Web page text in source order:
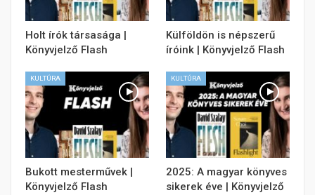
Holt írók társasága |
Könyvjelző Flash
Külföldön is népszerű
íróink | Könyvjelző Flash
KULTÚRA
Bukott mesterművek |
Könyvjelző Flash
KULTÚRA
2025: A magyar könyves
sikerek éve | Könyvjelző